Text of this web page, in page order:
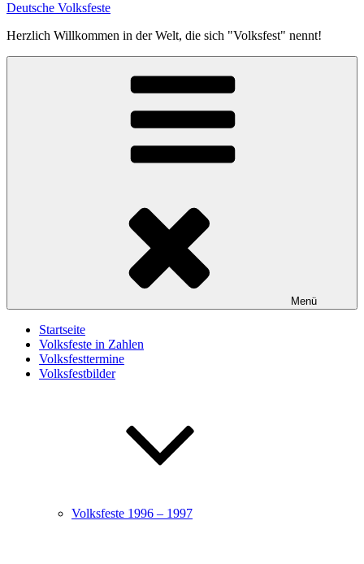
springen
Deutsche Volksfeste
Herzlich Willkommen in der Welt, die sich "Volksfest" nennt!
Menü
Startseite
Volksfeste in Zahlen
Volksfesttermine
Volksfestbilder
Volksfeste 1996 – 1997